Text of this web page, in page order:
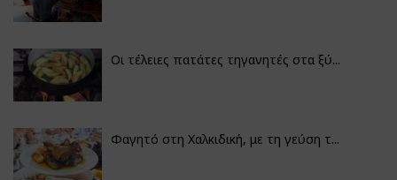
Οι τέλειες πατάτες τηγανητές στα ξύ...
Φαγητό στη Χαλκιδική, με τη γεύση τ...